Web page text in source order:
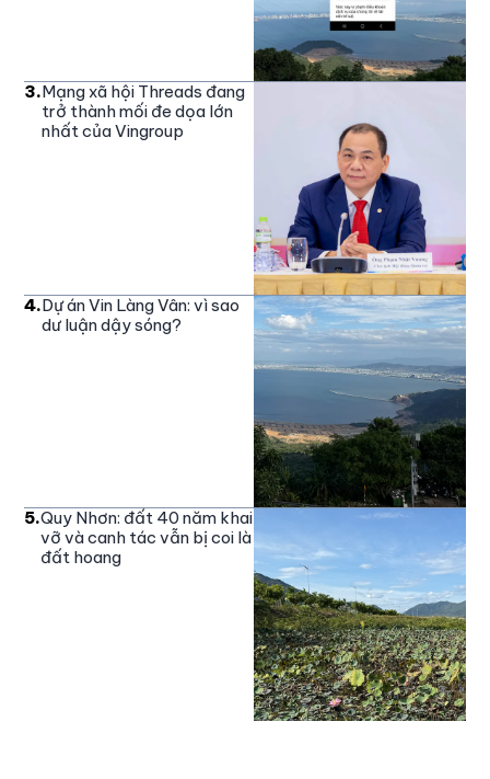
3.Mạng xã hội Threads đang
trở thành mối đe dọa lớn
nhất của Vingroup
4.Dự án Vin Làng Vân: vì sao
dư luận dậy sóng?
5.Quy Nhơn: đất 40 năm khai
vỡ và canh tác vẫn bị coi là
đất hoang